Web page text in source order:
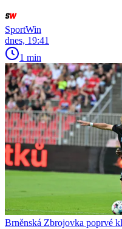
SportWin
dnes, 19:41
1 min
Brněnská Zbrojovka poprvé